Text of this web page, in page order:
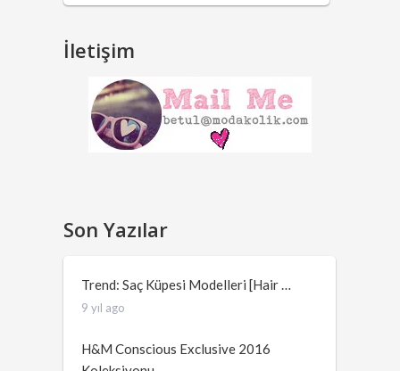
İletişim
Son Yazılar
Trend: Saç Küpesi Modelleri [Hair …
9 yıl ago
H&M Conscious Exclusive 2016